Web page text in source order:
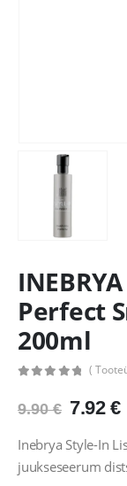
Perfect
200ml
(
9.90€ Algne
oli:
9.90 €.
7.92€
Inebrya Style-In
juukseseerum